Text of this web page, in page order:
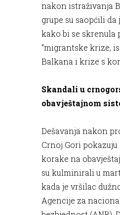
nakon istraživanja
grupe su saopćili da
kako bi se skrenula
“migrantske krize,
Balkana i krize s
Skandali u
obavještajnom
Dešavanja nakon
Crnoj Gori
korake na
su kulminirali u
kada je vršilac
Agencije za